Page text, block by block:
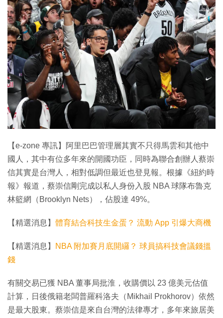
EduTech
IT Times
生成式AI與雲端應用
Enterprise Digital Transformation
特集
【e-zone 專訊】阿里巴巴管理層其實不只得馬雲和其他中
國人，其中有位多年來的開國功臣，同時為聯合創辦人蔡崇
信其實是台灣人，相對低調但最近也登見報。根據《紐約時
報》報道，蔡崇信剛完成以私人身份入股 NBA 球隊布魯克
林籃網（Brooklyn Nets），佔股達 49%。
【精選消息】 體育結合科技生金蛋？ 流動 App 引爆大商機
【精選消息】
NBA 附加賽月底開纙？ 球員搞科技會議錢搵
錢
有關交易已獲 NBA 董事局批淮，收購價以 23 億美元估值
計算，日後俄籍老闆普羅科洛夫（Mikhail Prokhorov）依然
是最大股東。蔡崇信是來自台灣的法律專才，多年來旅居美